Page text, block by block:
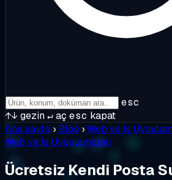
esc
↑↓ gezin↵aç esc kapat
Ana sayfa › Blog ›Web ve İş
Web ve İş Uygulamaları
Ücretsiz Kendi Posta